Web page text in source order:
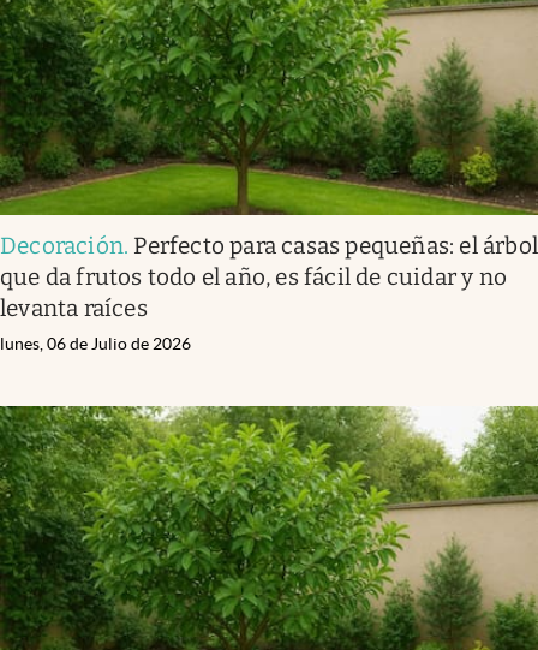
Decoración. Perfecto para casas pequeñas: el árbol
que da frutos todo el año, es fácil de cuidar y no
levanta raíces
lunes, 06 de Julio de 2026